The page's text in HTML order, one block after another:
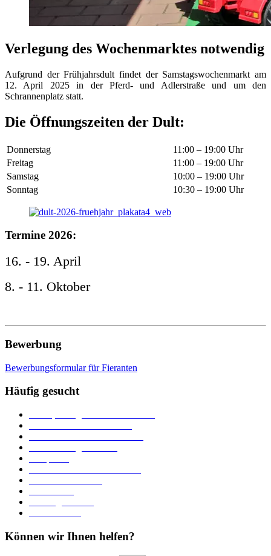
Verlegung des Wochenmarktes notwendig
Aufgrund der Frühjahrsdult findet der Samstagswochenmarkt am
12. April 2025 in der Pferd- und Adlerstraße und um den
Schrannenplatz statt.
Die Öffnungszeiten der Dult:
Donnerstag
11:00 – 19:00 Uhr
Freitag
11:00 – 19:00 Uhr
Samstag
10:00 – 19:00 Uhr
Sonntag
10:30 – 19:00 Uhr
Termine 2026:
16. - 19. April
8. - 11. Oktober
Bewerbung
Bewerbungsformular für Fieranten
Häufig gesucht
Können wir Ihnen helfen?